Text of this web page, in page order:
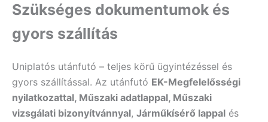
Szükséges dokumentumok és
gyors szállítás
Uniplatós utánfutó – teljes körű ügyintézéssel és
gyors szállítással. Az utánfutó EK-Megfelelősségi
nyilatkozattal, Műszaki adatlappal, Műszaki
vizsgálati bizonyítvánnyal, Járműkísérő lappal és